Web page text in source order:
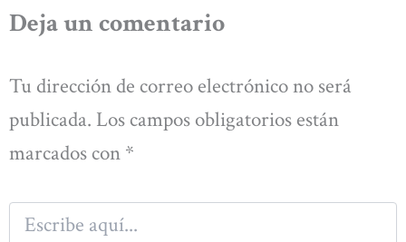
Deja un comentario
Tu dirección de correo electrónico no será
publicada. Los campos obligatorios están
marcados con *
Escribe
aquí...